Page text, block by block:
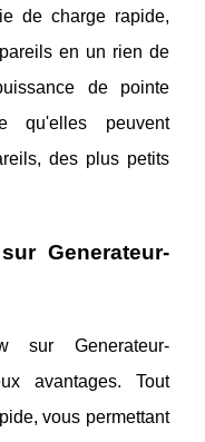
de charge rapide,
en un rien de
de pointe
qu'elles peuvent
des plus petits
Generateur-
sur Generateur-
avantages. Tout
vous permettant